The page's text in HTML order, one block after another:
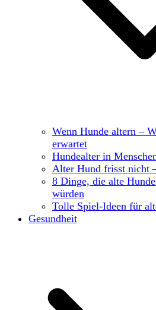
Wenn Hunde altern –
erwartet
Hundealter in
Alter Hund frisst nicht
8 Dinge, die alte
würden
Tolle Spiel-Ideen für
Gesundheit